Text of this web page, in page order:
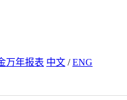
万年报表 中文 / ENG